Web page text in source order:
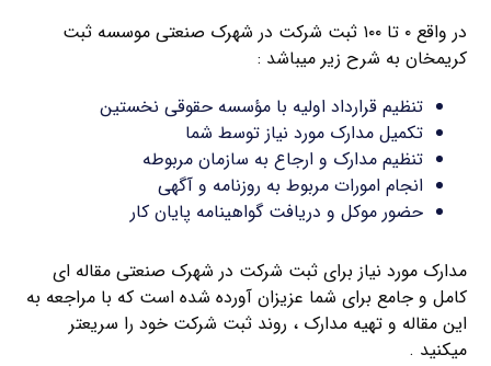
در واقع ۰ تا ۱۰۰ ثبت شرکت در شهرک صنعتی موسسه ثبت
کریمخان به شرح زیر میباشد :
تنظیم قرارداد اولیه با مؤسسه حقوقی نخستین
تکمیل مدارک مورد نیاز توسط شما
تنظیم مدارک و ارجاع به سازمان مربوطه
انجام امورات مربوط به روزنامه و آگهی
حضور موکل و دریافت گواهینامه پایان کار
مدارک مورد نیاز برای ثبت شرکت در شهرک صنعتی مقاله ای
کامل و جامع برای شما عزیزان آورده شده است که با مراجعه به
این مقاله و تهیه مدارک ، روند ثبت شرکت خود را سریعتر
میکنید .